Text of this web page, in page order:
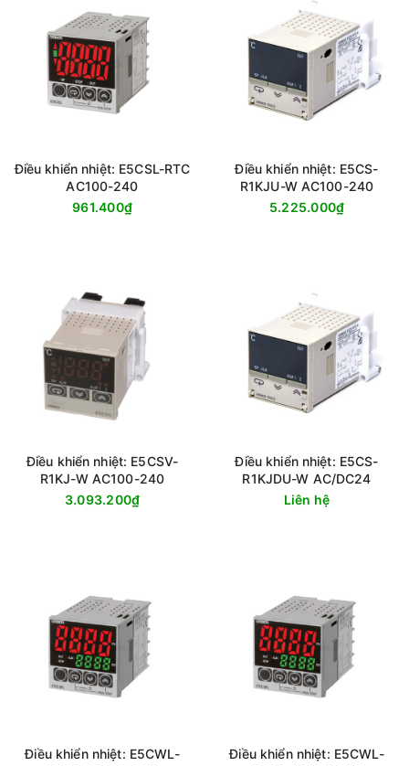
Điều khiển nhiệt: E5CSL-RTC
AC100-240
961.400₫
Điều khiển nhiệt: E5CS-
R1KJU-W AC100-240
5.225.000₫
Điều khiển nhiệt: E5CSV-
R1KJ-W AC100-240
3.093.200₫
Điều khiển nhiệt: E5CS-
R1KJDU-W AC/DC24
Liên hệ
Điều khiển nhiệt: E5CWL-
Điều khiển nhiệt: E5CWL-